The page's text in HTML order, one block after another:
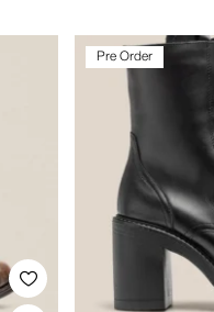
Pre Order